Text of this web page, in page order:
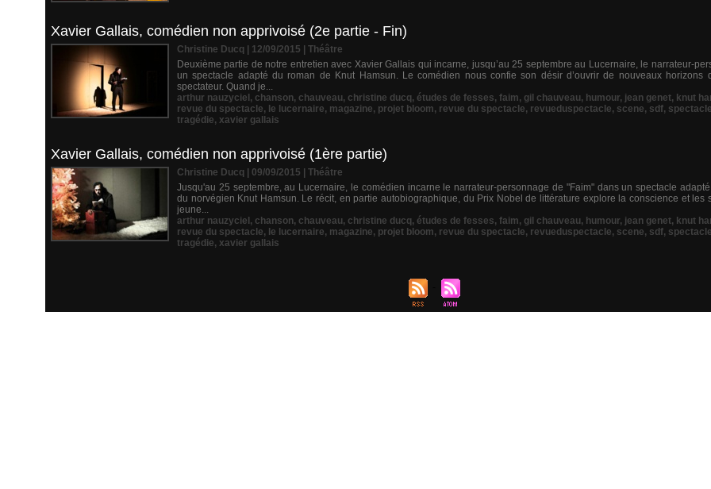
Xavier Gallais, comédien non apprivoisé (2e partie - Fin)
Christine Ducq | 12/09/2015
Théâtre
Deuxième partie de notre entretien avec Xavier Gallais qui incarne, jusqu’au 25 septembre au Lucernaire, le narrateur-
un spectacle adapté du roman de Knut Hamsun. Le comédien nous confie son désir d’ouvrir de nouveaux horizons
spectateur. Quand je...
arthur nauzyciel , chanson, chauveau, christine ducq, études de fesses, faim, gil chauveau, humour, jean genet, knut
revue du spectacle, le lucernaire, magazine, projet bloom, revue du spectacle, revueduspectacle, scene, sdf, spectacle
tragédie, xavier gallais
Xavier Gallais, comédien non apprivoisé (1ère partie)
Christine Ducq | 09/09/2015
Théâtre
Jusqu'au 25 septembre, au Lucernaire, le comédien incarne le narrateur-personnage de "Faim" dans un spectacle
du norvégien Knut Hamsun. Le récit, en partie autobiographique, du Prix Nobel de littérature explore la conscience et les
jeune...
arthur nauzyciel , chanson, chauveau, christine ducq, études de fesses, faim, gil chauveau, humour, jean genet, knut
revue du spectacle, le lucernaire, magazine, projet bloom, revue du spectacle, revueduspectacle, scene, sdf, spectacle
tragédie, xavier gallais